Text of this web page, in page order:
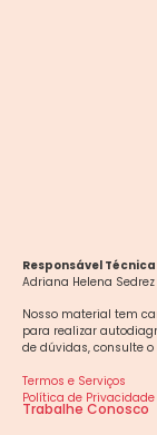
Responsável Técnica
Adriana Helena Sedrez
Nosso material tem
para realizar
de dúvidas, consulte o
Termos e Serviços
Política de Privacidade
Trabalhe Conosco